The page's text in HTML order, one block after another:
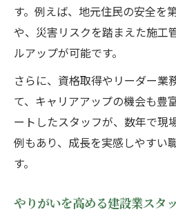
す。例えば、地元住民の安全を
や、災害リスクを踏まえた施工
ルアップが可能です。
さらに、資格取得やリーダー業
て、キャリアアップの機会も豊
ートしたスタッフが、数年で現
例もあり、成長を実感しやすい
す。
やりがいを高める建設業スタ